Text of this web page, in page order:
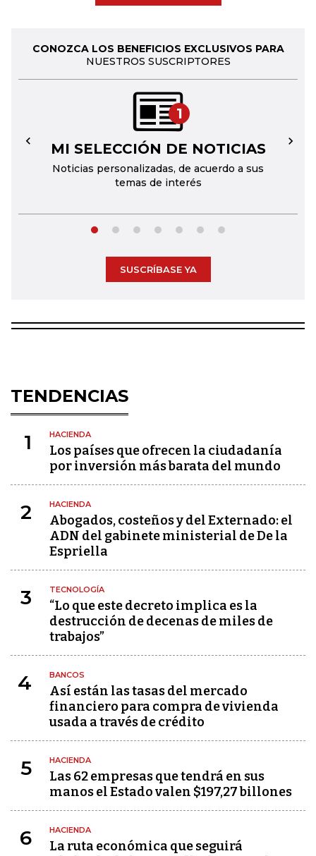
CONOZCA LOS BENEFICIOS EXCLUSIVOS PARA
NUESTROS SUSCRIPTORES
1
MI SELECCIÓN DE NOTICIAS
Noticias personalizadas, de acuerdo a sus
temas de interés
← →
SUSCRÍBASE YA
TENDENCIAS
1 HACIENDA
Los países que ofrecen la ciudadanía
por inversión más barata del mundo
2 HACIENDA
Abogados, costeños y del Externado: el
ADN del gabinete ministerial de De la
Espriella
3 TECNOLOGÍA
“Lo que este decreto implica es la
destrucción de decenas de miles de
trabajos”
4 BANCOS
Así están las tasas del mercado
financiero para compra de vivienda
usada a través de crédito
5 HACIENDA
Las 62 empresas que tendrá en sus
manos el Estado valen $197,27 billones
6 HACIENDA
La ruta económica que seguirá